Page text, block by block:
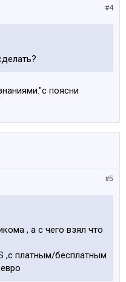
#4
поясни
#5
, а с чего взял что
,c платным/бесплатным